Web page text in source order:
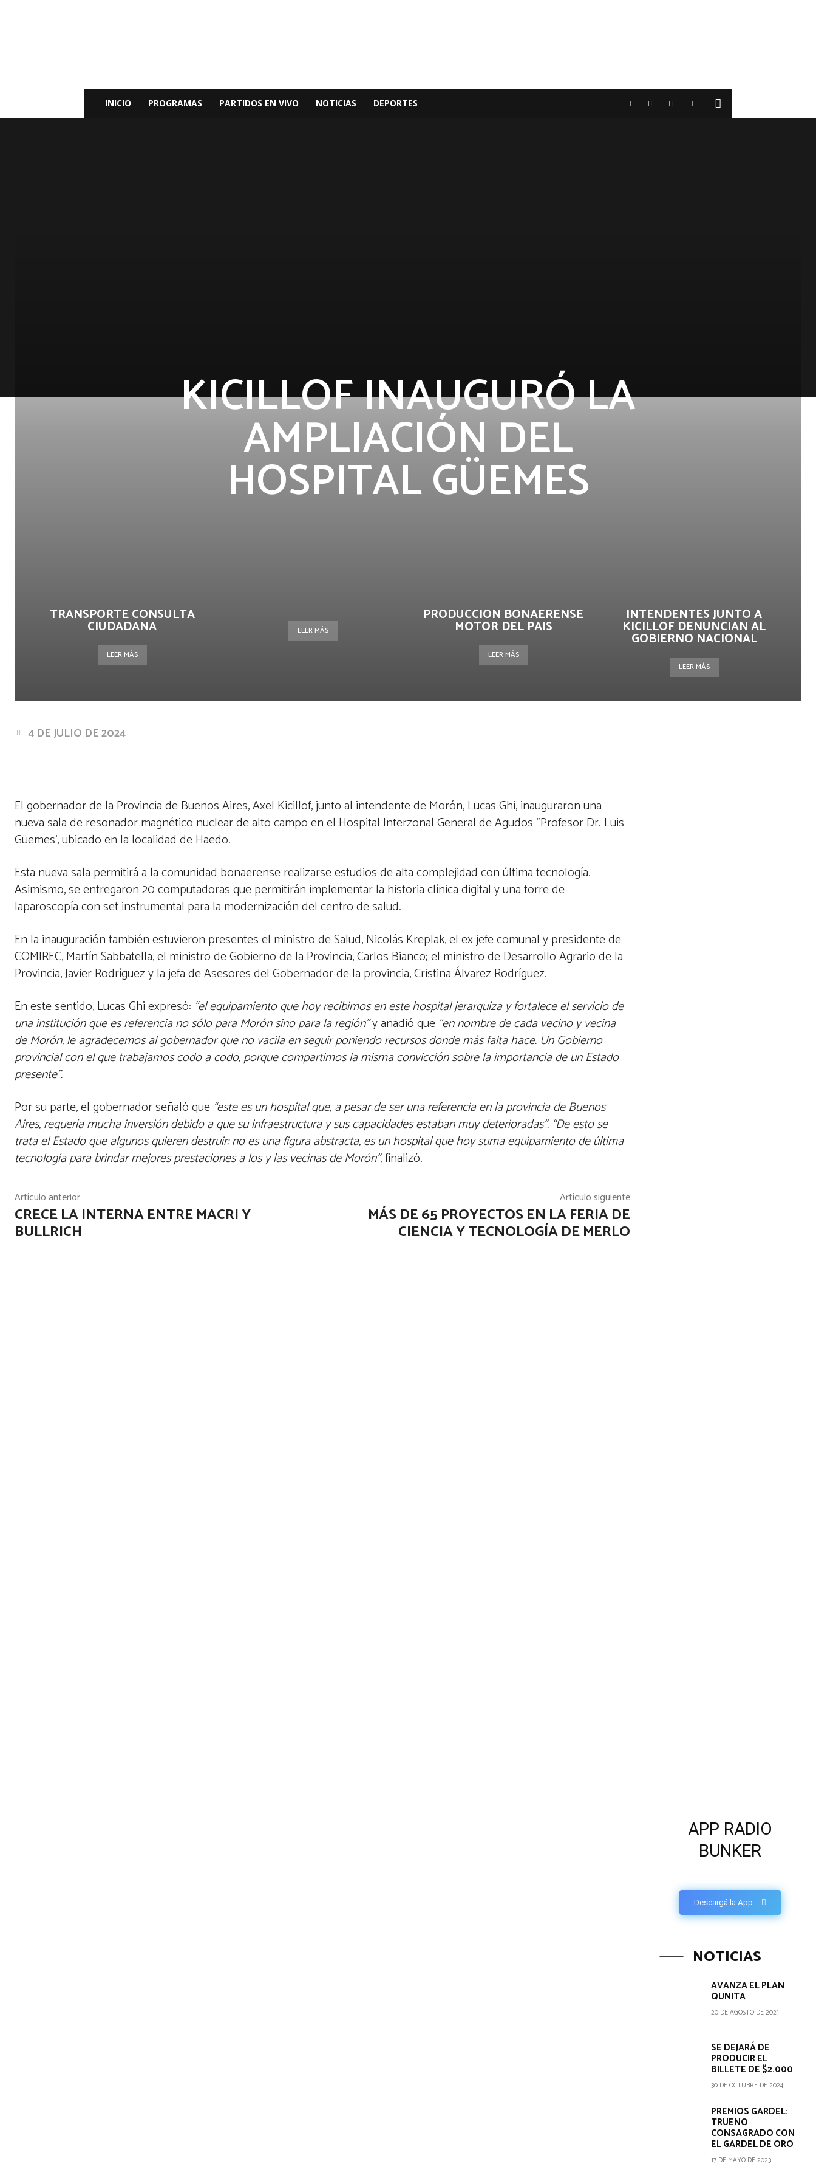
INICIO PROGRAMAS PARTIDOS EN VIVO NOTICIAS DEPORTES
KICILLOF INAUGURÓ LA
AMPLIACIÓN DEL
HOSPITAL GÜEMES
TRANSPORTE CONSULTA
CIUDADANA
LEER MÁS
LEER MÁS
PRODUCCION BONAERENSE
MOTOR DEL PAIS
LEER MÁS
INTENDENTES JUNTO A
KICILLOF DENUNCIAN AL
GOBIERNO NACIONAL
LEER MÁS
4 DE JULIO DE 2024
El gobernador de la Provincia de Buenos Aires, Axel Kicillof, junto al intendente de Morón, Lucas Ghi, inauguraron una
nueva sala de resonador magnético nuclear de alto campo en el Hospital Interzonal General de Agudos ‘’Profesor Dr. Luis
Güemes’, ubicado en la localidad de Haedo.
Esta nueva sala permitirá a la comunidad bonaerense realizarse estudios de alta complejidad con última tecnología.
Asimismo, se entregaron 20 computadoras que permitirán implementar la historia clínica digital y una torre de
laparoscopía con set instrumental para la modernización del centro de salud.
En la inauguración también estuvieron presentes el ministro de Salud, Nicolás Kreplak, el ex jefe comunal y presidente de
COMIREC, Martín Sabbatella, el ministro de Gobierno de la Provincia, Carlos Bianco; el ministro de Desarrollo Agrario de la
Provincia, Javier Rodríguez y la jefa de Asesores del Gobernador de la provincia, Cristina Álvarez Rodríguez.
En este sentido, Lucas Ghi expresó: “el equipamiento que hoy recibimos en este hospital jerarquiza y fortalece el servicio de
una institución que es referencia no sólo para Morón sino para la región”y añadió que “en nombre de cada vecino y vecina
de Morón, le agradecemos al gobernador que no vacila en seguir poniendo recursos donde más falta hace. Un Gobierno
provincial con el que trabajamos codo a codo, porque compartimos la misma convicción sobre la importancia de un Estado
presente”.
Por su parte, el gobernador señaló que “este es un hospital que, a pesar de ser una referencia en la provincia de Buenos
Aires, requería mucha inversión debido a que su infraestructura y sus capacidades estaban muy deterioradas”. “De esto se
trata el Estado que algunos quieren destruir: no es una figura abstracta, es un hospital que hoy suma equipamiento de última
tecnología para brindar mejores prestaciones a los y las vecinas de Morón”,finalizó.
Artículo anterior
CRECE LA INTERNA ENTRE MACRI Y
BULLRICH
Artículo siguiente
MÁS DE 65 PROYECTOS EN LA FERIA DE
CIENCIA Y TECNOLOGÍA DE MERLO
APP RADIO
BUNKER
Descargá la App
NOTICIAS
AVANZA EL PLAN
QUNITA
20 DE AGOSTO DE 2021
SE DEJARÁ DE
PRODUCIR EL
BILLETE DE $2.000
30 DE OCTUBRE DE 2024
PREMIOS GARDEL:
TRUENO
CONSAGRADO CON
EL GARDEL DE ORO
17 DE MAYO DE 2023